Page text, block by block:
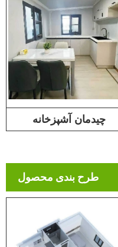
چیدمان آشپزخانه
طرح بندی محصول